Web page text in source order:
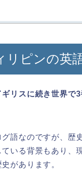
リピンの英
リスに続き世界で
語なのですが、歴
いる背景もあり、
があります。